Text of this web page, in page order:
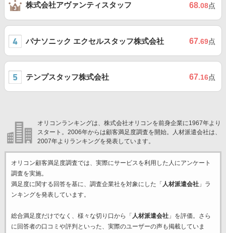
株式会社アヴァンティスタッフ 68.08点
パナソニック エクセルスタッフ株式会社 67.69点
テンプスタッフ株式会社 67.16点
オリコンランキングは、株式会社オリコンを前身企業に1967年より
スタート。2006年からは顧客満足度調査を開始。人材派遣会社は、
2007年よりランキングを発表しています。
オリコン顧客満足度調査では、実際にサービスを利用した 人にアンケート
調査を実施。
満足度に関する回答を基に、調査企業社を対象にした「 人材派遣会社」ラ
ンキングを発表しています。
総合満足度だけでなく、様々な切り口から「 人材派遣会社」を評価。さら
に回答者の口コミや評判といった、実際のユーザーの声も掲載していま